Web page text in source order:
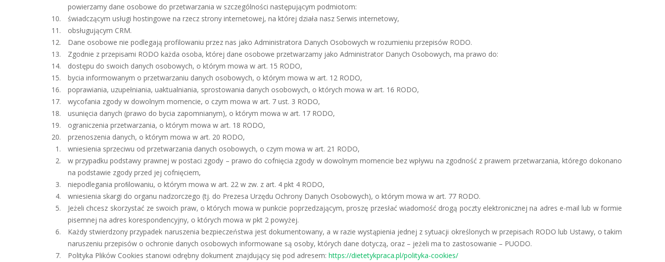
powierzamy dane osobowe do przetwarzania w szczególności następującym podmiotom:
świadczącym usługi hostingowe na rzecz strony internetowej, na której działa nasz Serwis internetowy,
obsługującym CRM.
Dane osobowe nie podlegają profilowaniu przez nas jako Administratora Danych Osobowych w rozumieniu przepisów RODO.
Zgodnie z przepisami RODO każda osoba, której dane osobowe przetwarzamy jako Administrator Danych Osobowych, ma prawo do:
dostępu do swoich danych osobowych, o którym mowa w art. 15 RODO,
bycia informowanym o przetwarzaniu danych osobowych, o którym mowa w art. 12 RODO,
poprawiania, uzupełniania, uaktualniania, sprostowania danych osobowych, o których mowa w art. 16 RODO,
wycofania zgody w dowolnym momencie, o czym mowa w art. 7 ust. 3 RODO,
usunięcia danych (prawo do bycia zapomnianym), o którym mowa w art. 17 RODO,
ograniczenia przetwarzania, o którym mowa w art. 18 RODO,
przenoszenia danych, o którym mowa w art. 20 RODO,
wniesienia sprzeciwu od przetwarzania danych osobowych, o czym mowa w art. 21 RODO,
w przypadku podstawy prawnej w postaci zgody – prawo do cofnięcia zgody w dowolnym momencie bez wpływu na zgodność z prawem przetwarzania, którego dokonano
na podstawie zgody przed jej cofnięciem,
niepodlegania proﬁlowaniu, o którym mowa w art. 22 w zw. z art. 4 pkt 4 RODO,
wniesienia skargi do organu nadzorczego (tj. do Prezesa Urzędu Ochrony Danych Osobowych), o którym mowa w art. 77 RODO.
Jeżeli chcesz skorzystać ze swoich praw, o których mowa w punkcie poprzedzającym, proszę przesłać wiadomość drogą poczty elektronicznej na adres e-mail lub w formie
pisemnej na adres korespondencyjny, o których mowa w pkt 2 powyżej.
Każdy stwierdzony przypadek naruszenia bezpieczeństwa jest dokumentowany, a w razie wystąpienia jednej z sytuacji określonych w przepisach RODO lub Ustawy, o takim
naruszeniu przepisów o ochronie danych osobowych informowane są osoby, których dane dotyczą, oraz – jeżeli ma to zastosowanie – PUODO.
Polityka Plików Cookies stanowi odrębny dokument znajdujący się pod adresem: https://dietetykpraca.pl/polityka-cookies/